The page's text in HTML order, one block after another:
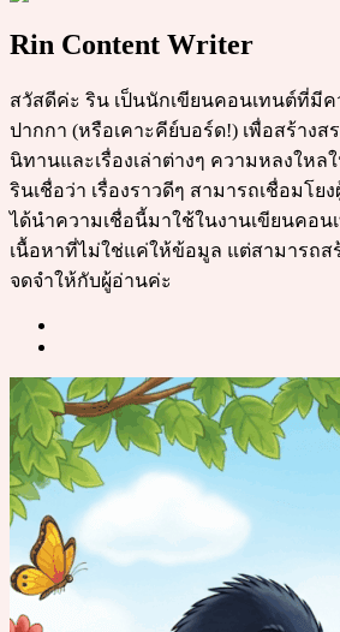
Rin Content Writer
สวัสดีค่ะ ริน เป็นนักเขียนคอนเทนต์ที่มี
ปากกา (หรือเคาะคีย์บอร์ด!) เพื่อสร้าง
นิทานและเรื่องเล่าต่างๆ ความหลงใหล
รินเชื่อว่า เรื่องราวดีๆ สามารถเชื่อมโย
ได้นำความเชื่อนี้มาใช้ในงานเขียนคอน
เนื้อหาที่ไม่ใช่แค่ให้ข้อมูล แต่สามารถส
จดจำให้กับผู้อ่านค่ะ
Post
navigation